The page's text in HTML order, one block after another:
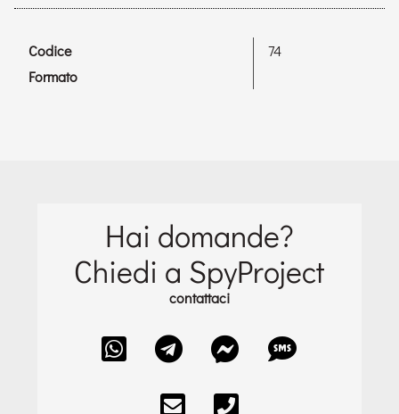
Codice
74
Formato
Hai domande?
Chiedi a SpyProject
contattaci